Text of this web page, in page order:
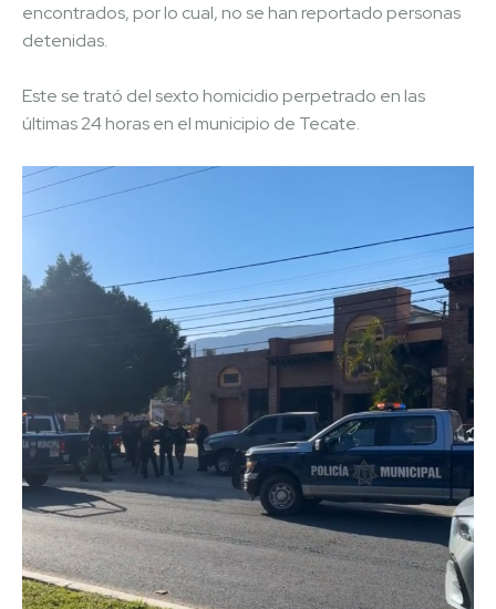
encontrados, por lo cual, no se han reportado personas
detenidas.
Este se trató del sexto homicidio perpetrado en las
últimas 24 horas en el municipio de Tecate.